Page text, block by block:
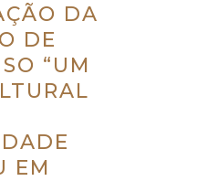
DA
DE
“UM
EM